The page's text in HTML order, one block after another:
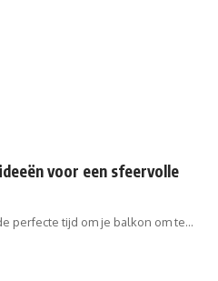
voor een sfeervolle
perfecte tijd om je balkon om te…